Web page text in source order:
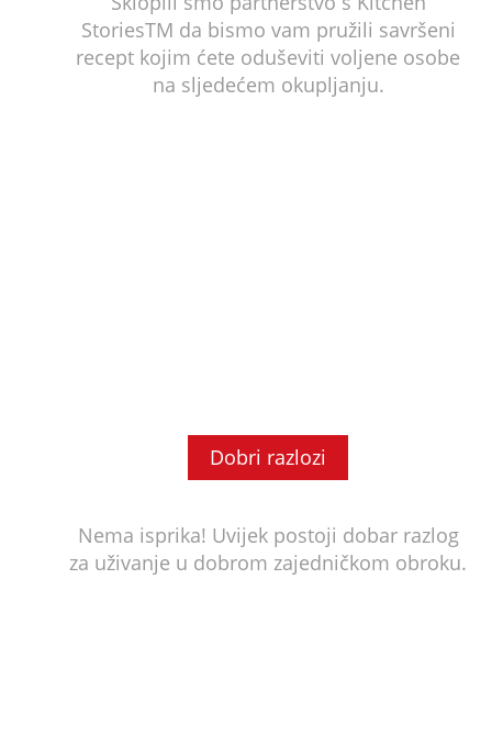
StoriesTM da bismo vam pružili savršeni
recept kojim ćete oduševiti voljene osobe
na sljedećem okupljanju.
Dobri razlozi
Nema isprika! Uvijek postoji dobar razlog
za uživanje u dobrom zajedničkom obroku.